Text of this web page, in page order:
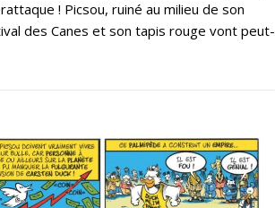
! Picsou, ruiné au milieu de son
des Canes et son tapis rouge vont peut-